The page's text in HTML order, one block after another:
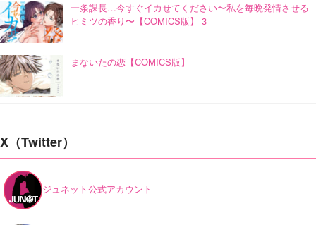
一条課長…今すぐイカせてください〜私を毎晩発情させる
ヒミツの香り〜【COMICS版】 3
まないたの恋【COMICS版】
X（Twitter）
ジュネット公式アカウント